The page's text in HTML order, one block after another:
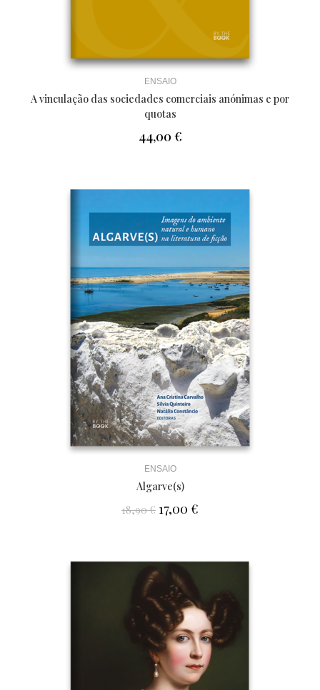
ENSAIO
A vinculação das sociedades comerciais anónimas e por
quotas
44,00 €
ENSAIO
Algarve(s)
18,90€ 17,00 €